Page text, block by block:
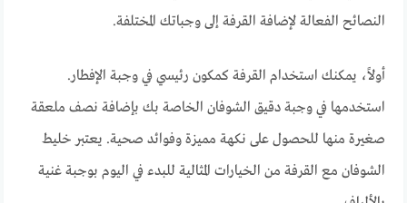
النصائح الفعالة لإضافة القرفة إلى وجباتك المختلفة.
أولاً، يمكنك استخدام القرفة كمكون رئيسي في وجبة الإفطار.
استخدمها في وجبة دقيق الشوفان الخاصة بك بإضافة نصف ملعقة
صغيرة منها للحصول على نكهة مميزة وفوائد صحية. يعتبر خليط
الشوفان مع القرفة من الخيارات المثالية للبدء في اليوم بوجبة غنية